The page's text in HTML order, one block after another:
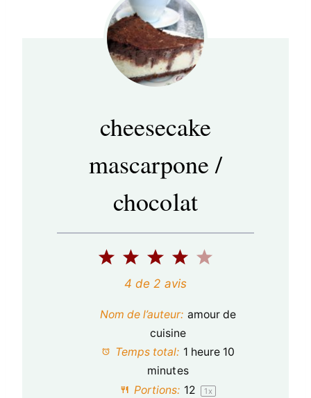
cheesecake
mascarpone /
chocolat
5
t
i
l
4
t
i
l
3
é
t
o
i
l
2
é
t
i
l
1
t
i
4 de2 avis
Nom de l’auteur: amour de
cuisine
Temps total: 1 heure 10
minutes
Portions: 12 1 x